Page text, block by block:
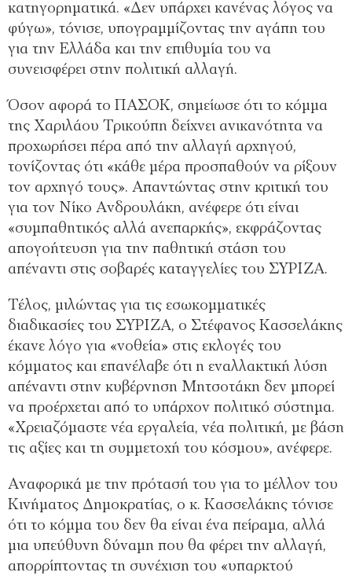
κατηγορηματικά. «Δεν υπάρχει κανένας λόγος να
φύγω», τόνισε, υπογραμμίζοντας την αγάπη του
για την Ελλάδα και την επιθυμία του να
συνεισφέρει στην πολιτική αλλαγή.
Όσον αφορά το ΠΑΣΟΚ, σημείωσε ότι το κόμμα
της Χαριλάου Τρικούπη δείχνει ανικανότητα να
προχωρήσει πέρα από την αλλαγή αρχηγού,
τονίζοντας ότι «κάθε μέρα προσπαθούν να ρίξουν
τον αρχηγό τους». Απαντώντας στην κριτική του
για τον Νίκο Ανδρουλάκη, ανέφερε ότι είναι
«συμπαθητικός αλλά ανεπαρκής», εκφράζοντας
απογοήτευση για την παθητική στάση του
απέναντι στις σοβαρές καταγγελίες του ΣΥΡΙΖΑ.
Τέλος, μιλώντας για τις εσωκομματικές
διαδικασίες του ΣΥΡΙΖΑ, ο Στέφανος Κασσελάκης
έκανε λόγο για «νοθεία» στις εκλογές του
κόμματος και επανέλαβε ότι η εναλλακτική λύση
απέναντι στην κυβέρνηση Μητσοτάκη δεν μπορεί
να προέρχεται από το υπάρχον πολιτικό σύστημα.
«Χρειαζόμαστε νέα εργαλεία, νέα πολιτική, με βάση
τις αξίες και τη συμμετοχή του κόσμου», ανέφερε.
Αναφορικά με την πρότασή του για το μέλλον του
Κινήματος Δημοκρατίας, ο κ. Κασσελάκης τόνισε
ότι το κόμμα του δεν θα είναι ένα πείραμα, αλλά
μια υπεύθυνη δύναμη που θα φέρει την αλλαγή,
απορρίπτοντας τη συνέχιση του «υπαρκτού